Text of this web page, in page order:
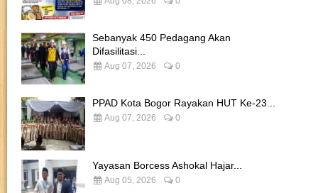
Sebanyak 450 Pedagang Akan
Difasilitasi...
Aug 07, 2026 0
PPAD Kota Bogor Rayakan HUT Ke-23...
Aug 07, 2026 0
Yayasan Borcess Ashokal Hajar...
Aug 05, 2026 0